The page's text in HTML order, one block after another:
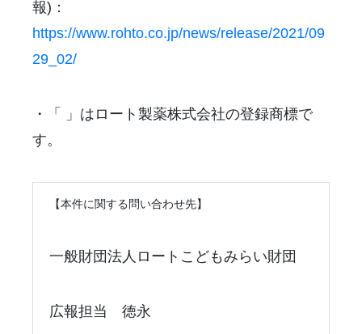
報)：
https://www.rohto.co.jp/news/release/2021/09
29_02/
・「 」はロート製薬株式会社の登録商標で
す。
【本件に関する問い合わせ先】
一般財団法人ロートこどもみらい財団
広報担当 徳永